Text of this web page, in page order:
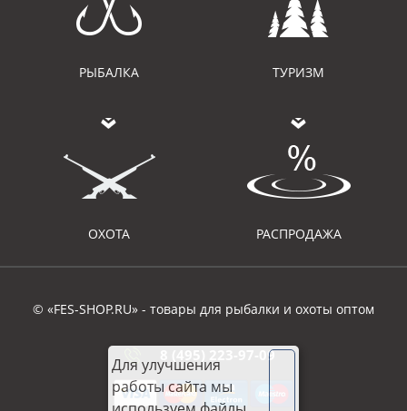
РЫБАЛКА ТУРИЗМ
ОХОТА РАСПРОДАЖА
© «FES-SHOP.RU» - товары для рыбалки и охоты оптом
8 (495) 223-97-09
Для улучшения
работы сайта мы